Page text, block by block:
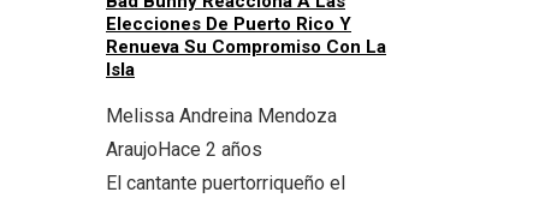
Elecciones De Puerto Rico Y
Renueva Su Compromiso Con La
Isla
Melissa Andreina Mendoza
AraujoHace 2 años
El cantante puertorriqueño el